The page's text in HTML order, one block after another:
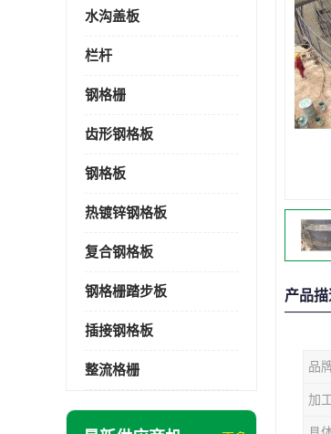
水沟盖板
栏杆
钢格栅
齿形钢格板
钢格板
热镀锌钢格板
复合钢格板
钢格栅踏步板
插接钢格板
整流格栅
产品
品
加